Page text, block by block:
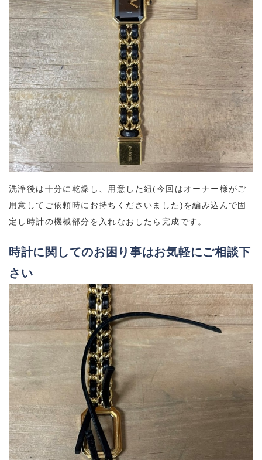
洗浄後は十分に乾燥し、用意した紐(今回はオーナー様がご
用意してご依頼時にお持ちくださいました)を編み込んで固
定し時計の機械部分を入れなおしたら完成です。
時計に関してのお困り事はお気軽にご相談下
さい